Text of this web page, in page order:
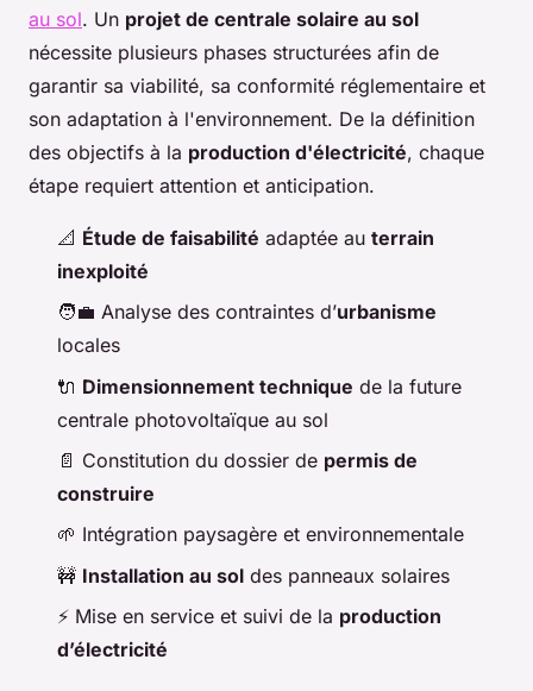
au sol. Un projet de centrale solaire au sol
nécessite plusieurs phases structurées afin de
garantir sa viabilité, sa conformité réglementaire et
son adaptation à l'environnement. De la définition
des objectifs à la production d'électricité, chaque
étape requiert attention et anticipation.
📐 Étude de faisabilité adaptée au terrain
inexploité
🧑‍💼 Analyse des contraintes d’urbanisme
locales
🔌 Dimensionnement technique de la future
centrale photovoltaïque au sol
📄 Constitution du dossier de permis de
construire
🌱 Intégration paysagère et environnementale
🚧 Installation au sol des panneaux solaires
⚡ Mise en service et suivi de la production
d’électricité